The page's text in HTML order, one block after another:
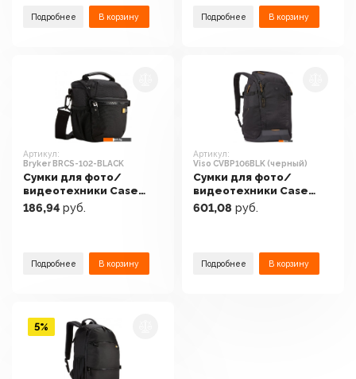
Подробнее В корзину Подробнее В корзину
Артикул:
Bryker BRCS-102-BLACK
Сумки для фото/
видеотехники Case
Logic Bryker BRCS-102-
BLACK
186,94 руб.
Подробнее В корзину
Артикул:
Viso CVBP106BLK (черный)
Сумки для фото/
видеотехники Case
Logic Viso CVBP106BLK
(черный)
601,08 руб.
Подробнее В корзину
5%